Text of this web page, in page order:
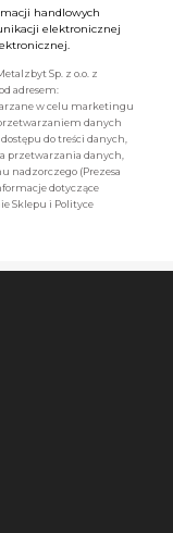
handlowych
elektronicznej
Sp. z o.o. z
adresem:
w celu marketingu
danych
do treści danych,
przetwarzania danych,
nadzorczego (Prezesa
dotyczące
Sklepu i Polityce